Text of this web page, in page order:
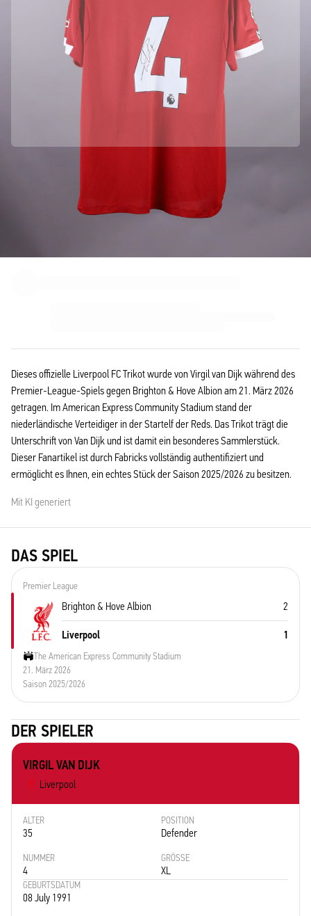
Wir haben dieses Objekt direkt von Liverpool FC erworben, um seine Authentizität zu
Dieses offizielle Liverpool FC Trikot wurde von Virgil van Dijk während des
Premier-League-Spiels gegen Brighton & Hove Albion am 21. März 2026
getragen. Im American Express Community Stadium stand der
niederländische Verteidiger in der Startelf der Reds. Das Trikot trägt die
Unterschrift von Van Dijk und ist damit ein besonderes Sammlerstück.
Dieser Fanartikel ist durch Fabricks vollständig authentifiziert und
ermöglicht es Ihnen, ein echtes Stück der Saison 2025/2026 zu besitzen.
Mit KI generiert
DAS SPIEL
Premier League
Brighton & Hove Albion 2
Liverpool 1
The American Express Community Stadium
21. März 2026
Saison 2025/2026
DER SPIELER
VIRGIL VAN DIJK
Liverpool
ALTER
35
POSITION
Defender
NUMMER
4
GRÖSSE
XL
GEBURTSDATUM
08 July 1991